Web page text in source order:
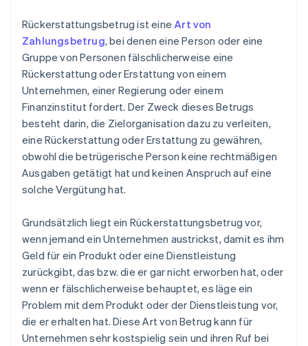
Rückerstattungsbetrug ist eineArt von
Zahlungsbetrug, bei denen eine Person oder eine
Gruppe von Personen fälschlicherweise eine
Rückerstattung oder Erstattung von einem
Unternehmen, einer Regierung oder einem
Finanzinstitut fordert. Der Zweck dieses Betrugs
besteht darin, die Zielorganisation dazu zu verleiten,
eine Rückerstattung oder Erstattung zu gewähren,
obwohl die betrügerische Person keine rechtmäßigen
Ausgaben getätigt hat und keinen Anspruch auf eine
solche Vergütung hat.
Grundsätzlich liegt ein Rückerstattungsbetrug vor,
wenn jemand ein Unternehmen austrickst, damit es ihm
Geld für ein Produkt oder eine Dienstleistung
zurückgibt, das bzw. die er gar nicht erworben hat, oder
wenn er fälschlicherweise behauptet, es läge ein
Problem mit dem Produkt oder der Dienstleistung vor,
die er erhalten hat. Diese Art von Betrug kann für
Unternehmen sehr kostspielig sein und ihren Ruf bei